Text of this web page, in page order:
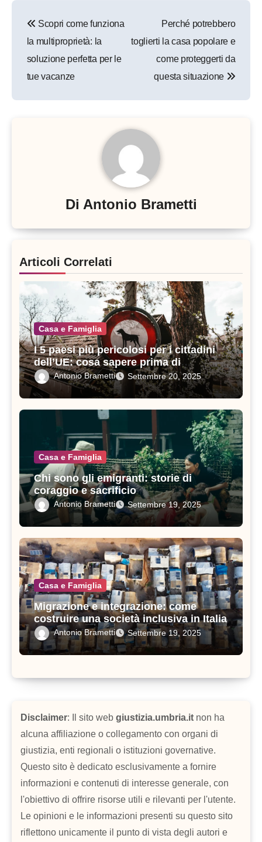
articoli
Scopri come funziona
la multiproprietà: la
soluzione perfetta per le
tue vacanze
Perché potrebbero
toglierti la casa popolare e
come proteggerti da
questa situazione
Di Antonio Brametti
Articoli Correlati
Casa e Famiglia
I 5 paesi più pericolosi per i cittadini
dell’UE: cosa sapere prima di
viaggiare
Antonio Brametti Settembre 20, 2025
Casa e Famiglia
Chi sono gli emigranti: storie di
coraggio e sacrificio
Antonio Brametti Settembre 19, 2025
Casa e Famiglia
Migrazione e integrazione: come
costruire una società inclusiva in Italia
Antonio Brametti Settembre 19, 2025
Disclaimer: Il sito web giustizia.umbria.it non ha
alcuna affiliazione o collegamento con organi di
giustizia, enti regionali o istituzioni governative.
Questo sito è dedicato esclusivamente a fornire
informazioni e contenuti di interesse generale, con
l'obiettivo di offrire risorse utili e rilevanti per l'utente.
Le opinioni e le informazioni presenti su questo sito
riflettono unicamente il punto di vista degli autori e